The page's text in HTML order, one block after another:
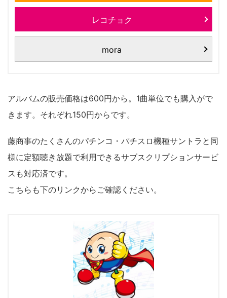
レコチョク
mora
アルバムの販売価格は600円から。1曲単位でも購入がで
きます。それぞれ150円からです。
藤商事のたくさんのパチンコ・パチスロ機種サントラと同
様に定額聴き放題で利用できるサブスクリプションサービ
スも対応済です。
こちらも下のリンクからご確認ください。